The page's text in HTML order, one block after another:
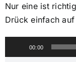
Nur eine ist
Drück einfach auf
Audio-
Player
00:00